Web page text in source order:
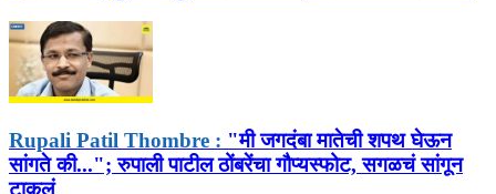
Rupali Patil Thombre : "मी जगदंबा मातेची शपथ घेऊन
सांगते की..."; रुपाली पाटील ठोंबरेंचा गौप्यस्फोट, सगळचं सांगून
टाकलं